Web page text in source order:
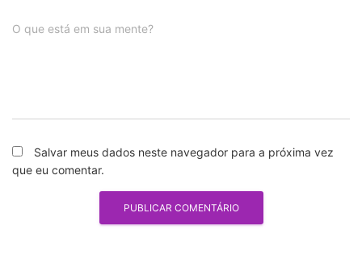
O que está em sua mente?
Salvar meus dados neste navegador para a próxima vez
que eu comentar.